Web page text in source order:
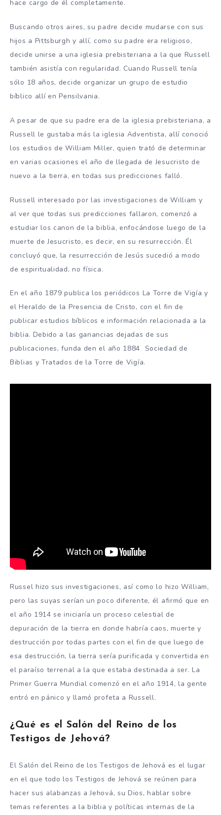
hace cargo de él completamente.
Buscando otros aires, su padre decide mudarse con sus
hijos a Pittsburgh y allí, como su padre era religioso,
decide unirse a una iglesia prebisteriana a la que Russell
también asistía con regularidad. Cuando Russell tenía
sólo 18 años, decide organizar un grupo de estudio
bíblico allí en Pensilvania.
A pesar de que su padre era de la iglesia prebisteriana, a
Russell le gustaba más la iglesia Adventista, allí conoció
los estudios de William Miller, quien trató de determinar
en varias ocasiones el año de llegada de Jesucristo de
nuevo a la tierra, en todas sus predicciones falló.
Russell interesado por las investigaciones de William y
al ver que todas sus predicciones fallaron, comenzó a
estudiar los canon de la biblia, enfocándose luego de la
muerte de Jesucristo, es decir, en su resurrección. Él
concluyó que, la resurrección de Jesús sucedió a modo
de espiritualidad, no física.
En el año 1879 publica los periódicos La Torre de Vigía y
el Heraldo de la Presencia de Cristo, con el fin de
publicar estudios bíblicos e información relacionada a la
biblia. Debido a las ganancias dejadas de sus
publicaciones, funda den el año 1884 Sociedad de
Biblias y Tratados de la Torre de Vigía.
Russel hizo sus investigaciones, así como lo hizo William,
pero las suyas serían un poco diferente, él afirmó que en
el año 1914 se iniciaría un proceso celestial de
depuración de la tierra en donde habría caos, muerte y
destrucción por todas partes con el fin de que luego de
esa destrucción, la tierra sería purificada y convertida en
el paraíso terrenal a la que estaba destinada a ser. La
Primer Guerra Mundial comenzó en el año 1914, la gente
entró en pánico y llamó profeta a Russell.
¿Qué es el Salón del Reino de los
Testigos de Jehová?
El Salón del Reino de los Testigos de Jehová es el lugar
en el que todo los Testigos de Jehová se reúnen para
hacer sus alabanzas a Jehová, su Dios, hablar sobre
temas referentes a la biblia y políticas internas de la